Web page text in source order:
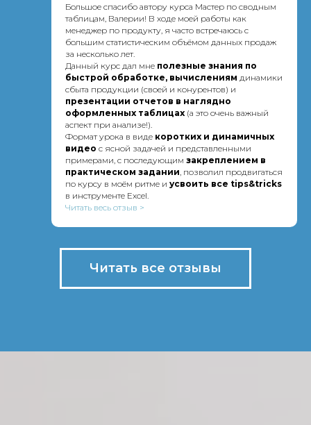
Большое спасибо автору курса Мастер по сводным
таблицам, Валерии! В ходе моей работы как
менеджер по продукту, я часто встречаюсь с
большим статистическим объёмом данных продаж
за несколько лет.
Данный курс дал мне полезные знания по
быстрой обработке, вычислениям динамики
сбыта продукции (своей и конурентов) и
презентации отчетов в наглядно
оформленных таблицах (а это очень важный
аспект при анализе!).
Формат урока в виде коротких и динамичных
видео с ясной задачей и представленными
примерами, с последующим закреплением в
практическом задании , позволил продвигаться
по курсу в моём ритме и усвоить все tips&tricks
в инструменте Excel.
Читать весь отзыв >
Читать все отзывы